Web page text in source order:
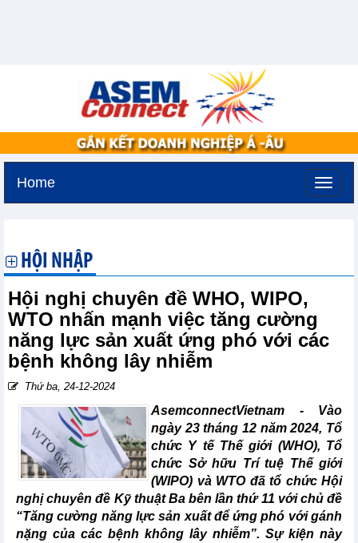
Home
HỘI NHẬP
Hội nghị chuyên đề WHO, WIPO,
WTO nhấn mạnh việc tăng cường
năng lực sản xuất ứng phó với các
bệnh không lây nhiễm
Thứ ba, 24-12-2024
AsemconnectVietnam - Vào
ngày 23 tháng 12 năm 2024, Tổ
chức Y tế Thế giới (WHO), Tổ
chức Sở hữu Trí tuệ Thế giới
(WIPO) và WTO đã tổ chức Hội
nghị chuyên đề Kỹ thuật Ba bên lần thứ 11 với chủ đề
“Tăng cường năng lực sản xuất để ứng phó với gánh
nặng của các bệnh không lây nhiễm”. Sự kiện này